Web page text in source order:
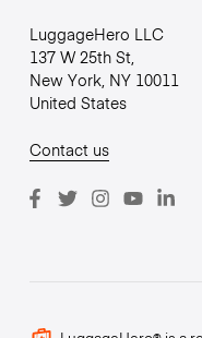
LuggageHero LLC
137 W 25th St,
New York, NY 10011
United States
Contact us